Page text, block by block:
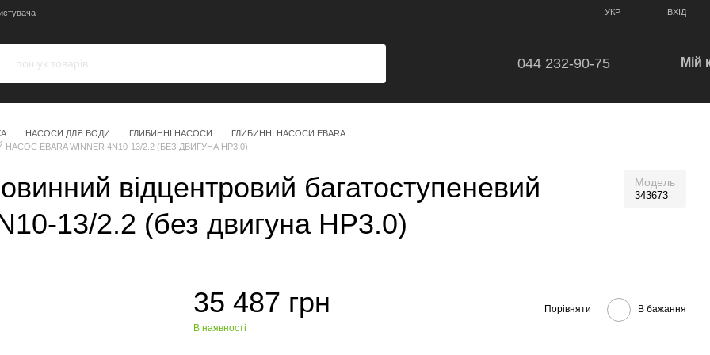
УКР ВХІД
044 232-90-75 Мій
НАСОСИ ДЛЯ ВОДИ ГЛИБИННІ НАСОСИ
ГЛИБИННІ НАСОСИ EBARA
EBARA WINNER 4N10-13/2.2 (БЕЗ ДВИГУНА HP3.0)
відцентровий багатоступеневий
13/2.2 (без двигуна HP3.0)
Модель
343673
35 487 грн
В наявності
Порівняти В бажання